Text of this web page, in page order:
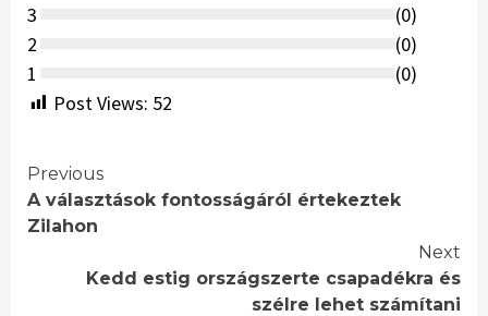
3
(0)
2
(0)
1
(0)
Post Views: 52
Continue
Reading
Previous
A választások fontosságáról értekeztek
Zilahon
Next
Kedd estig országszerte csapadékra és
szélre lehet számítani